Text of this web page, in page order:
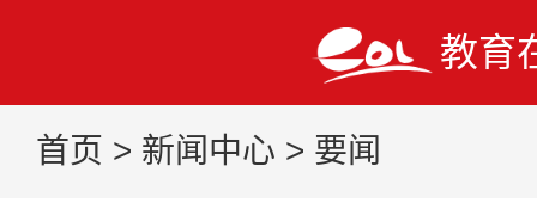
教育
首页 > 新闻中心 > 要闻